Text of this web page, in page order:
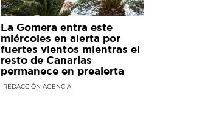
La Gomera entra este
miércoles en alerta por
fuertes vientos mientras el
resto de Canarias
permanece en prealerta
REDACCIÓN AGENCIA